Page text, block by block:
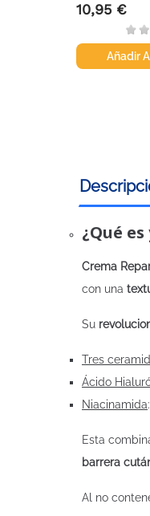
Precio
10,95 €
Añadir
¿Qué
Crema
con una
Su
Tres
Ácido
Niacinamida
Esta
barrera
Al no